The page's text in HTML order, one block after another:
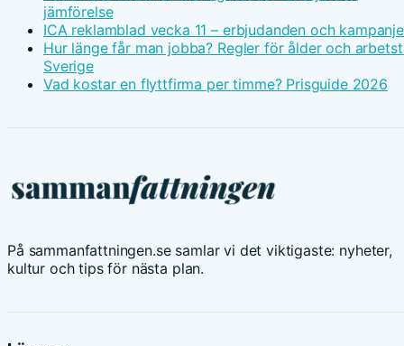
jämförelse
ICA reklamblad vecka 11 – erbjudanden och
Hur länge får man jobba? Regler för ålder och
Sverige
Vad kostar en flyttfirma per timme? Prisguide 2026
På sammanfattningen.se samlar vi det viktigaste: nyheter,
kultur och tips för nästa plan.